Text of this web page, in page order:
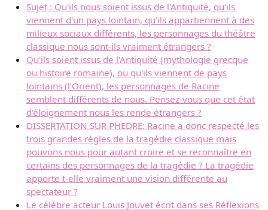
Sujet : Qu'ils nous soient issus de l'Antiquité, qu'ils
viennent d'un pays lointain, qu'ils appartiennent à des
milieux sociaux différents, les personnages du théâtre
classique nous sont-ils vraiment étrangers ?
Qu'ils soient issus de l'Antiquité (mythologie grecque
ou histoire romaine), ou qu'ils viennent de pays
lointains (l’Orient), les personnages de Racine
semblent différents de nous. Pensez-vous que cet état
d'éloignement nous les rende étrangers ?
DISSERTATION SUR PHEDRE: Racine a donc respecté les
trois grandes règles de la tragédie classique mais
pouvons nous pour autant croire et se reconnaître en
certains des personnages de la tragédie ? La tragédie
apporte t-elle vraiment une vision différente au
spectateur ?
Le célèbre acteur Louis Jouvet écrit dans ses Réflexions